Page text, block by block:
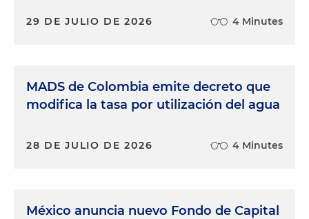
29 DE JULIO DE 2026 4 Minutes
MADS de Colombia emite decreto que
modifica la tasa por utilización del agua
28 DE JULIO DE 2026 4 Minutes
México anuncia nuevo Fondo de Capital